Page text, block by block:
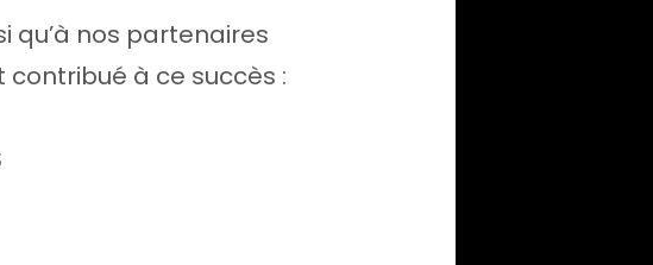
qu’à nos partenaires
à ce succès :